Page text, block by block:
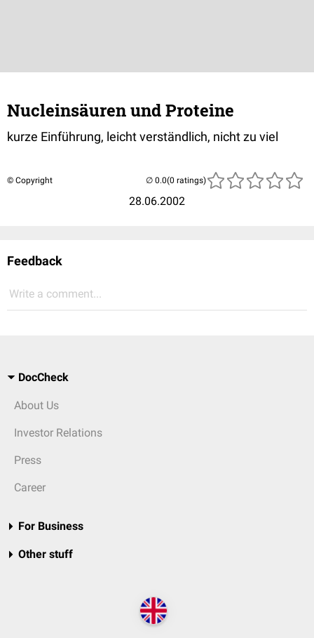
Nucleinsäuren und Proteine
kurze Einführung, leicht verständlich, nicht zu viel
© Copyright
28.06.2002
(0 ratings)
Feedback
Write a comment...
DocCheck
About Us
Investor Relations
Press
Career
For Business
Other stuff